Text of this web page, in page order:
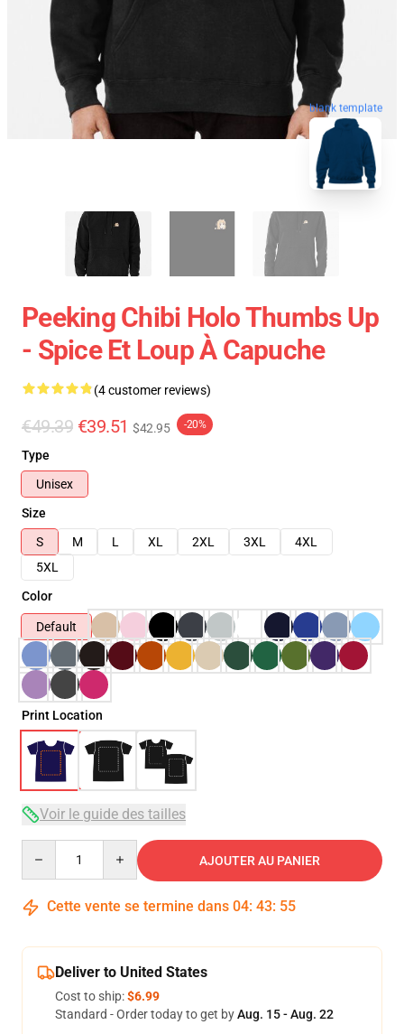
blank template
Peeking Chibi Holo Thumbs Up
- Spice Et Loup À Capuche
(4 customer reviews)
€49.39 €39.51 $42.95 -20%
Type
Unisex
Size
S
M L XL 2XL 3XL
4XL
5XL
Color
Default
Print Location
Voir le guide des tailles
AJOUTER AU PANIER
Cette vente se termine dans 04: 43: 54
Deliver to United States
Cost to ship:$6.99
Standard - Order today to get byAug. 15 - Aug. 22